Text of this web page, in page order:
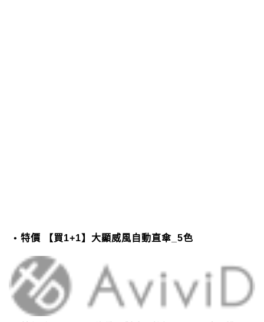
特價 【買1+1】大顯威風自動直傘_5色